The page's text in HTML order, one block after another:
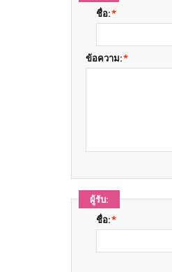
*
ชื่อ:
*
ข้อความ:
ผู้รับ:
*
ชื่อ: